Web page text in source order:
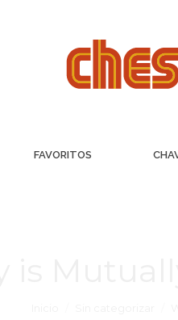
FAVORITOS